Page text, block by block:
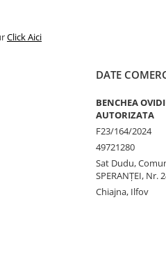
Click Aici
DATE
BENCHEA
AUTORIZATA
F23/164/2024
49721280
Sat Dudu,
SPERANŢEI, Nr.
Chiajna, Ilfov